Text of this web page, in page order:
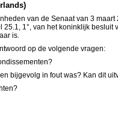
van de Senaat van 3
1°, van het koninklijk
is.
op de volgende vragen:
bijgevolg in fout was? Kan dit